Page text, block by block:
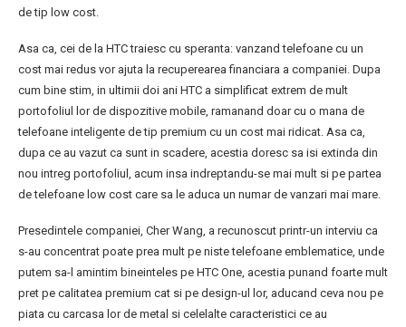
de tip low cost.
Asa ca, cei de la HTC traiesc cu speranta: vanzand telefoane cu un
cost mai redus vor ajuta la recuperearea financiara a companiei. Dupa
cum bine stim, in ultimii doi ani HTC a simplificat extrem de mult
portofoliul lor de dispozitive mobile, ramanand doar cu o mana de
telefoane inteligente de tip premium cu un cost mai ridicat. Asa ca,
dupa ce au vazut ca sunt in scadere, acestia doresc sa isi extinda din
nou intreg portofoliul, acum insa indreptandu-se mai mult si pe partea
de telefoane low cost care sa le aduca un numar de vanzari mai mare.
Presedintele companiei, Cher Wang, a recunoscut printr-un interviu ca
s-au concentrat poate prea mult pe niste telefoane emblematice, unde
putem sa-l amintim bineinteles pe HTC One, acestia punand foarte mult
pret pe calitatea premium cat si pe design-ul lor, aducand ceva nou pe
piata cu carcasa lor de metal si celelalte caracteristici ce au